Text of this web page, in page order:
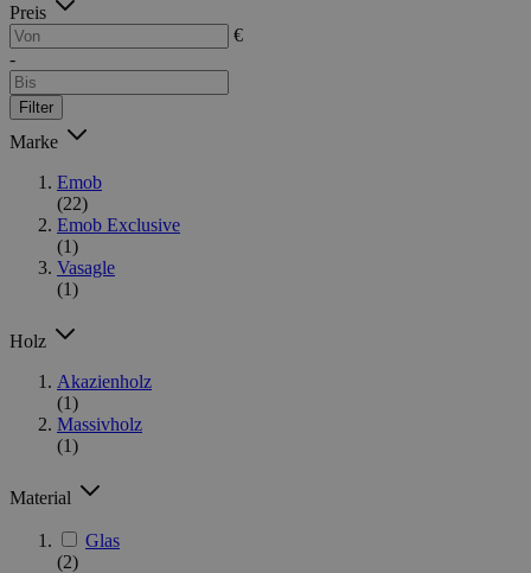
Preis
€
-
Filter
Marke
Emob
(22)
Emob Exclusive
(1)
Vasagle
(1)
Holz
Akazienholz
(1)
Massivholz
(1)
Material
Glas
(2)